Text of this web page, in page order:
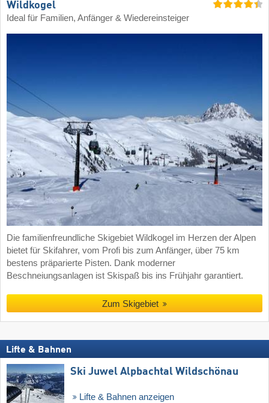
Wildkogel
Ideal für Familien, Anfänger & Wiedereinsteiger
Die familienfreundliche Skigebiet Wildkogel im Herzen der Alpen
bietet für Skifahrer, vom Profi bis zum Anfänger, über 75 km
bestens präparierte Pisten. Dank moderner
Beschneiungsanlagen ist Skispaß bis ins Frühjahr garantiert.
Zum Skigebiet
Lifte & Bahnen
Ski Juwel Alpbachtal Wildschönau
Lifte & Bahnen anzeigen